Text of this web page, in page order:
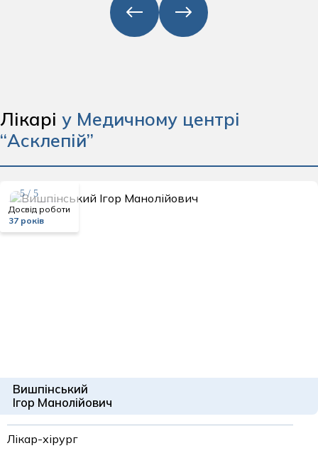
Лікарі у Медичному центрі
“Асклепій”
5 / 5
Досвід роботи
37 років
Вишпінський
Ігор Манолійович
Лікар-хірург